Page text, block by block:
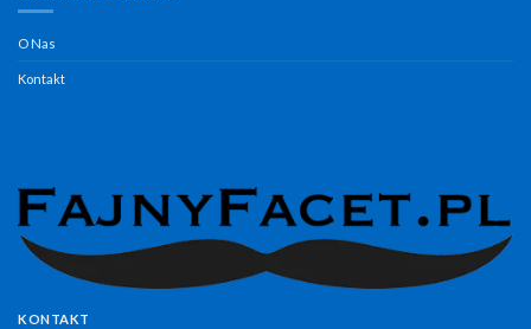
O Nas
Kontakt
KONTAKT